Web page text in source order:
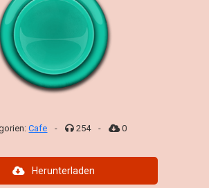
Cafe - 254 - 0
Herunterladen